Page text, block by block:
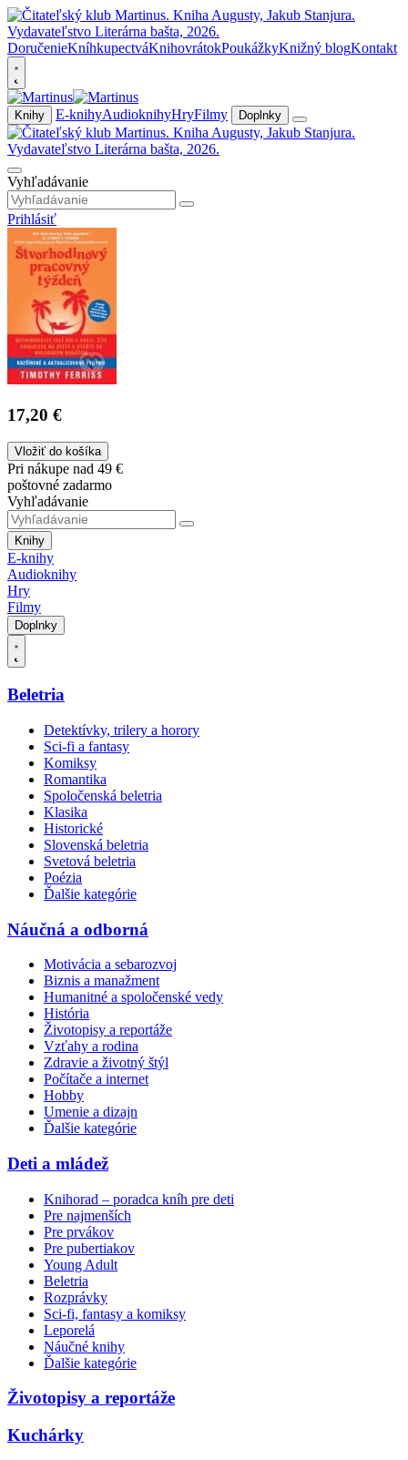
DoručenieKníhkupectváKnihovrátokPoukážkyKnižný blogKontakt
Knihy E-knihyAudioknihyHryFilmy Doplnky
Vyhľadávanie
Prihlásiť
17,20 €
Vložiť do košíka
Pri nákupe nad 49 €
poštovné zadarmo
Vyhľadávanie
Knihy
E-knihy
Audioknihy
Hry
Filmy
Doplnky
Beletria
Detektívky, trilery a horory
Sci-fi a fantasy
Komiksy
Romantika
Spoločenská beletria
Klasika
Historické
Slovenská beletria
Svetová beletria
Poézia
Ďalšie kategórie
Náučná a odborná
Motivácia a sebarozvoj
Biznis a manažment
Humanitné a spoločenské vedy
História
Životopisy a reportáže
Vzťahy a rodina
Zdravie a životný štýl
Počítače a internet
Hobby
Umenie a dizajn
Ďalšie kategórie
Deti a mládež
Knihorad – poradca kníh pre deti
Pre najmenších
Pre prvákov
Pre pubertiakov
Young Adult
Beletria
Rozprávky
Sci-fi, fantasy a komiksy
Leporelá
Náučné knihy
Ďalšie kategórie
Životopisy a reportáže
Kuchárky